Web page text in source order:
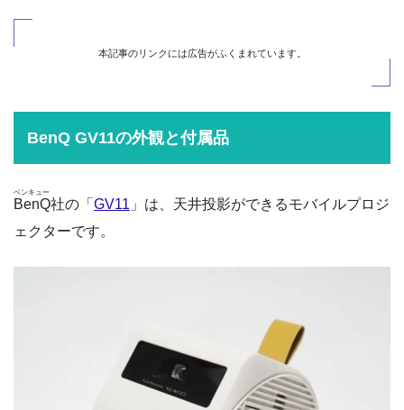
本記事のリンクには広告がふくまれています。
BenQ GV11の外観と付属品
BenQ
ベンキュー
社の「 GV11 」は、天井投影ができるモバイルプロジ
ェクターです。